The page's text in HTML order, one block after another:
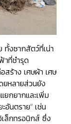
ทั้งซากสัตว์ที่เน่า
าที่ชำรุด
ร้าง เศษผ้า เศษ
ยหลายส่วนยัง
ยกยากและเพิ่ม
นตราย” เช่น
ล็กทรอนิกส์ ซึ่ง